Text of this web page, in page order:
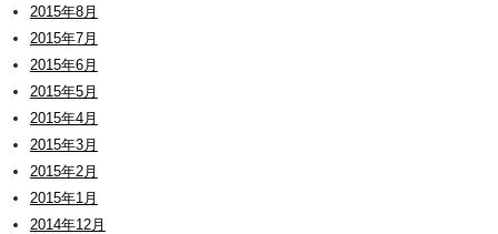
2015年8月
2015年7月
2015年6月
2015年5月
2015年4月
2015年3月
2015年2月
2015年1月
2014年12月